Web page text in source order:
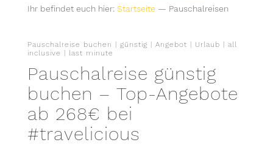
Ihr befindet euch hier: Startseite — Pauschalreisen
Pauschalreise buchen | günstig | Angebot | Urlaub | all
inclusive | last minute
Pauschalreise günstig
buchen – Top-Angebote
ab 268€ bei
#travelicious